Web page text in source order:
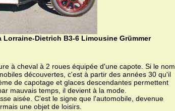
Dietrich B3-6 Limousine Grümmer
à cheval à 2 roues équipée d'une capote. Si le nom
découvertes, c'est à partir des années 30 qu'il
de capotage et glaces descendantes permettent
mauvais temps, il devient à la mode.
aisée. C'est le signe que l'automobile, devenue
une objet de loisirs.